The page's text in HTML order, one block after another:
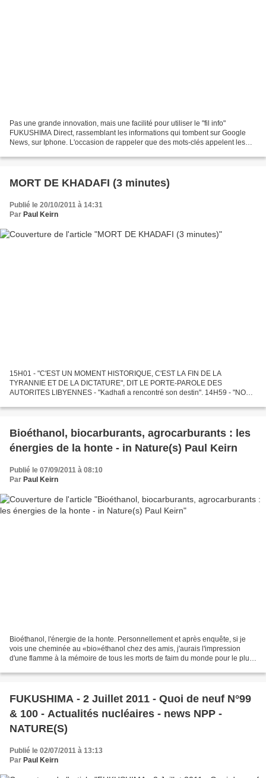
Pas une grande innovation, mais une facilité pour utiliser le "fil info"
FUKUSHIMA Direct, rassemblant les informations qui tombent sur Google
News, sur Iphone. L'occasion de rappeler que des mots-clés appelent les
MORT DE KHADAFI (3 minutes)
Publié le 20/10/2011 à 14:31
Par Paul Keirn
15H01 - "C'EST UN MOMENT HISTORIQUE, C'EST LA FIN DE LA
TYRANNIE ET DE LA DICTATURE", DIT LE PORTE-PAROLE DES
AUTORITES LIBYENNES - "Kadhafi a rencontré son destin". 14H59 - "NOUS
presse du...
Bioéthanol, biocarburants, agrocarburants : les
énergies de la honte - in Nature(s) Paul Keirn
Publié le 07/09/2011 à 08:10
Par Paul Keirn
Bioéthanol, l'énergie de la honte. Personnellement et après enquête, si je
vois une cheminée au «bio»éthanol chez des amis, j'aurais l'impression
d'une flamme à la mémoire de tous les morts de faim du monde pour le plus
FUKUSHIMA - 2 Juillet 2011 - Quoi de neuf N°99
& 100 - Actualités nucléaires - news NPP -
NATURE(S)
Publié le 02/07/2011 à 13:13
Par Paul Keirn